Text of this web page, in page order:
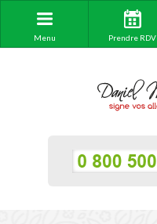
Menu Prendre RDV